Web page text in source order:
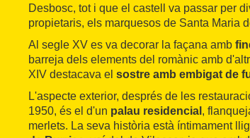
Desbosc, tot i que el castell va passar per
propietaris, els marquesos de Santa Maria
Al segle XV es va decorar la façana amb
barreja dels elements del romànic amb
XIV destacava el sostre amb embigat de
L'aspecte exterior, després de les
1950, és el d'un palau residencial ,
merlets. La seva història està íntimament